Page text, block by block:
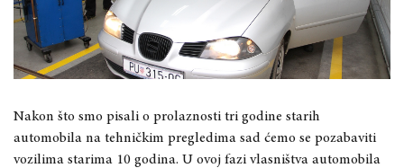
Nakon što smo pisali o prolaznosti tri godine starih
automobila na tehničkim pregledima sad ćemo se pozabaviti
vozilima starima 10 godina. U ovoj fazi vlasništva automobila